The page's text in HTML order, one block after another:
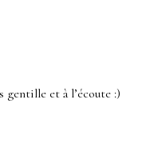
gentille et à l’écoute :)